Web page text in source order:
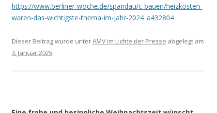
https://www.berliner-woche.de/spandau/c-bauen/heizkosten-
waren-das-wichtigste-thema-im-jahr-2024_a432804
Dieser Beitrag wurde unterAMV im Lichte der Presse abgelegt am
3. Januar 2025.